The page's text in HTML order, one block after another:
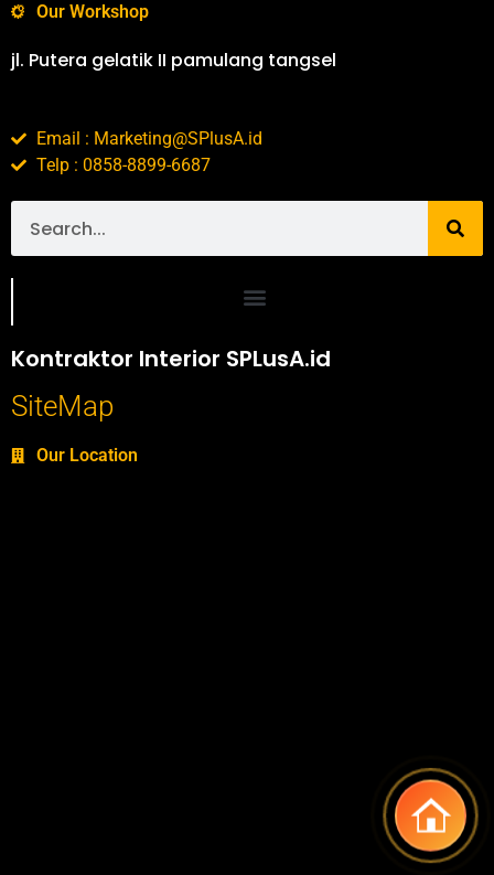
Our Workshop
jl. Putera gelatik II pamulang tangsel
Email : Marketing@SPlusA.id
Telp : 0858-8899-6687
Kontraktor Interior SPLusA.id
SiteMap
Our Location